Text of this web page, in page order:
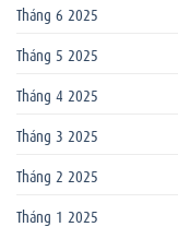
Tháng 6 2025
Tháng 5 2025
Tháng 4 2025
Tháng 3 2025
Tháng 2 2025
Tháng 1 2025